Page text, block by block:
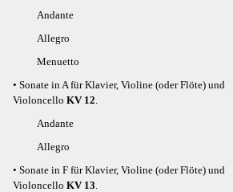
Andante
Allegro
Menuetto
• Sonate in A für Klavier, Violine (oder Flöte) und
Violoncello KV 12.
Andante
Allegro
• Sonate in F für Klavier, Violine (oder Flöte) und
Violoncello KV 13.